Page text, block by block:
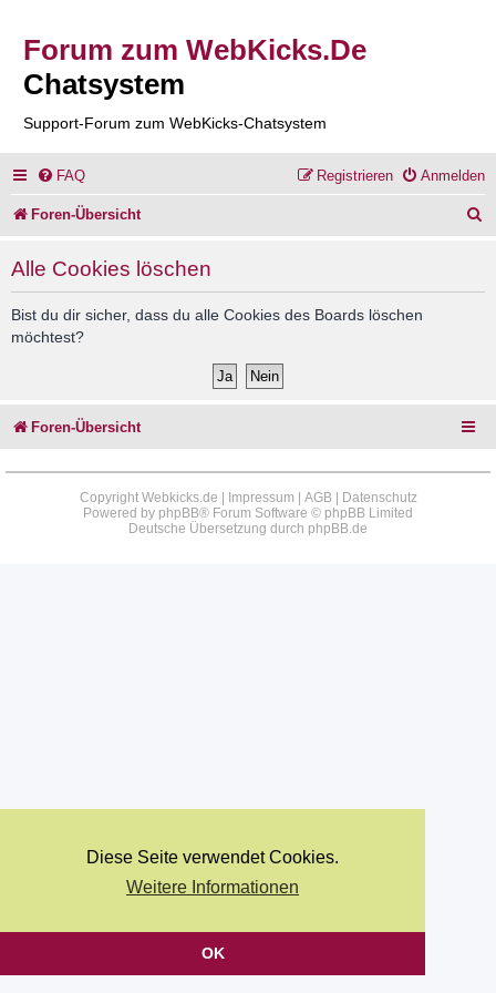
Diese Seite verwendet Cookies.
Weitere Informationen
OK
Forum zum WebKicks.De
Chatsystem
Support-Forum zum WebKicks-Chatsystem
FAQ Anmelden
Registrieren
Foren-Übersicht
Alle Cookies löschen
Bist du dir sicher, dass du alle Cookies des Boards löschen
möchtest?
Foren-Übersicht
Copyright Webkicks.de | Impressum AGB|
Datenschutz
Powered by phpBB® Forum Software © phpBB Limited
Deutsche Übersetzung durch phpBB.de